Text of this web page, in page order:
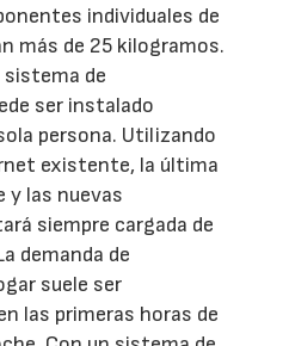
individuales de
más de 25 kilogramos.
de
ser instalado
persona. Utilizando
existente, la última
las nuevas
siempre cargada de
demanda de
suele ser
las primeras horas de